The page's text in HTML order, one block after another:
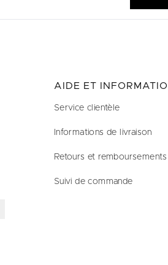
AIDE ET
Service clientèle
Informations de livraison
Retours et remboursements
Suivi de commande